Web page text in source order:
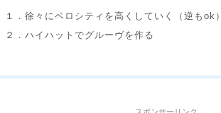
１．徐々にベロシティを高くしていく（逆もok）
２．ハイハットでグルーヴを作る